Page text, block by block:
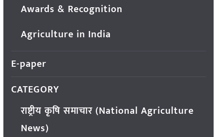
Awards & Recognition
Agriculture in India
E-paper
CATEGORY
राष्ट्रीय कृषि समाचार (National Agriculture
News)